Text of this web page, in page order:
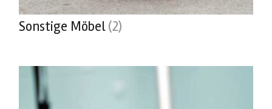
Sonstige Möbel(2)